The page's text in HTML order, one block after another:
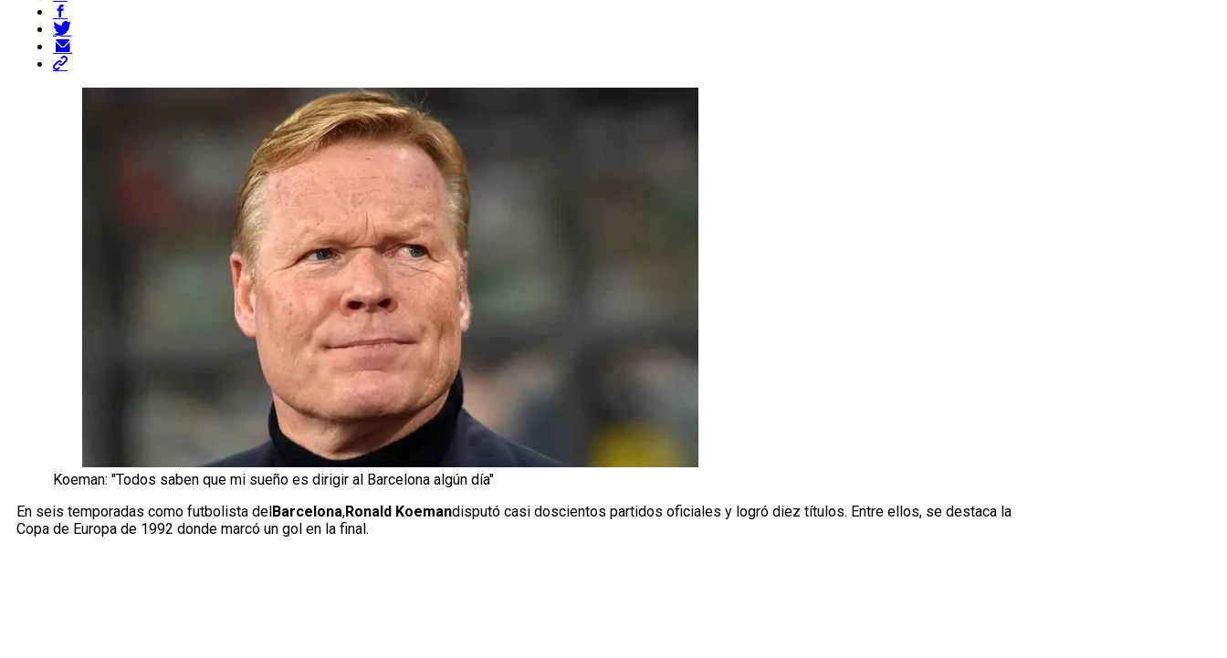
Koeman: "Todos saben que mi sueño es dirigir al Barcelona algún día"
En seis temporadas como futbolista del Barcelona,Ronald Koemandisputó casi doscientos partidos oficiales y logró diez títulos. Entre ellos, se destaca la
Copa de Europa de 1992 donde marcó un gol en la final.